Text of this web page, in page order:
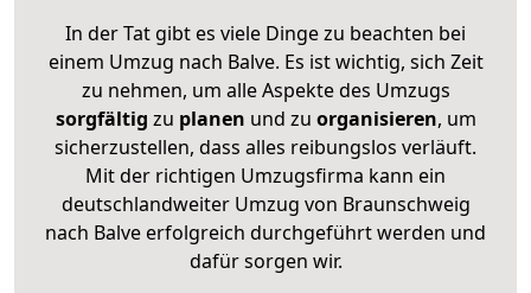
In der Tat gibt es viele Dinge zu beachten bei
einem Umzug nach Balve. Es ist wichtig, sich Zeit
zu nehmen, um alle Aspekte des Umzugs
sorgfältig zu planen und zu organisieren, um
sicherzustellen, dass alles reibungslos verläuft.
Mit der richtigen Umzugsfirma kann ein
deutschlandweiter Umzug von Braunschweig
nach Balve erfolgreich durchgeführt werden und
dafür sorgen wir.